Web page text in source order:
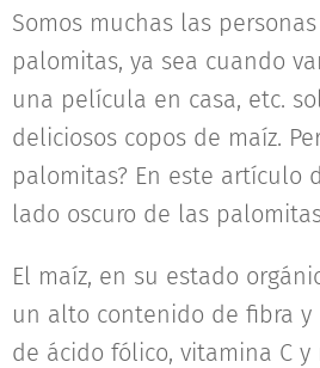
Somos muchas las
palomitas, ya sea cuando
una película en casa, etc.
deliciosos copos de maíz.
palomitas? En este artículo
lado oscuro de las
El maíz, en su estado
un alto contenido de fibra
de ácido fólico, vitamina C